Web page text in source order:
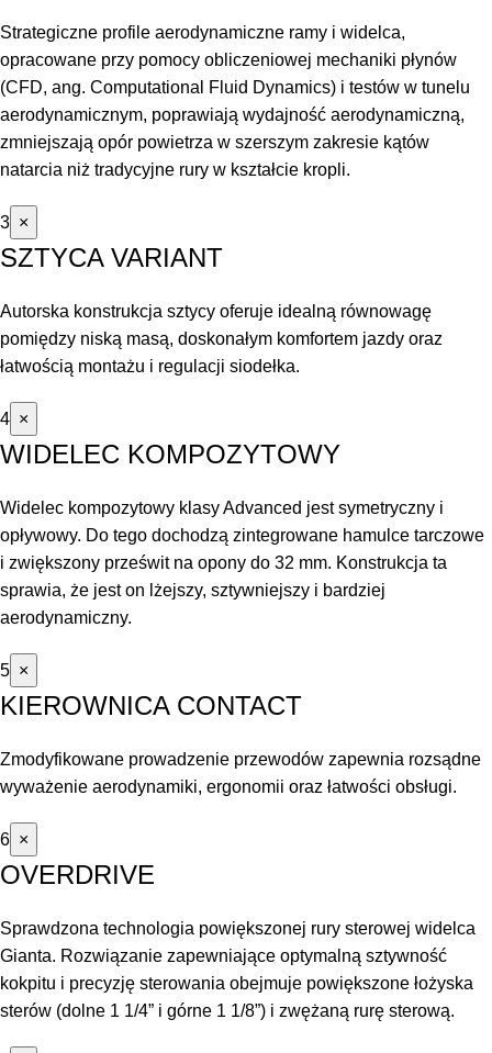
Strategiczne profile aerodynamiczne ramy i widelca,
opracowane przy pomocy obliczeniowej mechaniki płynów
(CFD, ang. Computational Fluid Dynamics) i testów w tunelu
aerodynamicznym, poprawiają wydajność aerodynamiczną,
zmniejszają opór powietrza w szerszym zakresie kątów
natarcia niż tradycyjne rury w kształcie kropli.
3 ×
SZTYCA VARIANT
Autorska konstrukcja sztycy oferuje idealną równowagę
pomiędzy niską masą, doskonałym komfortem jazdy oraz
łatwością montażu i regulacji siodełka.
4 ×
WIDELEC KOMPOZYTOWY
Widelec kompozytowy klasy Advanced jest symetryczny i
opływowy. Do tego dochodzą zintegrowane hamulce tarczowe
i zwiększony prześwit na opony do 32 mm. Konstrukcja ta
sprawia, że jest on lżejszy, sztywniejszy i bardziej
aerodynamiczny.
5 ×
KIEROWNICA CONTACT
Zmodyfikowane prowadzenie przewodów zapewnia rozsądne
wyważenie aerodynamiki, ergonomii oraz łatwości obsługi.
6 ×
OVERDRIVE
Sprawdzona technologia powiększonej rury sterowej widelca
Gianta. Rozwiązanie zapewniające optymalną sztywność
kokpitu i precyzję sterowania obejmuje powiększone łożyska
sterów (dolne 1 1/4” i górne 1 1/8”) i zwężaną rurę sterową.